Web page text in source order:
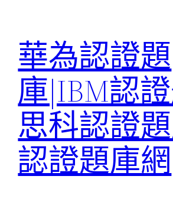
華為認證題
庫|IBM認
思科認證
認證題庫網